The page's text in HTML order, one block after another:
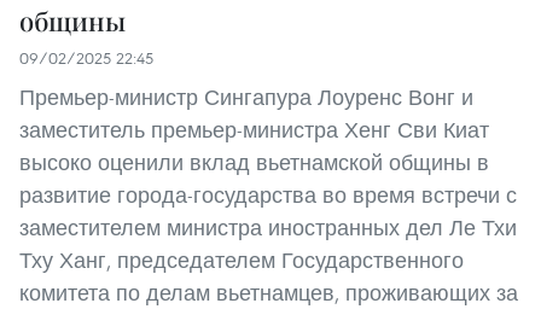
общины
09/02/2025 22:45
Премьер-министр Сингапура Лоуренс Вонг и
заместитель премьер-министра Хенг Сви Киат
высоко оценили вклад вьетнамской общины в
развитие города-государства во время встречи с
заместителем министра иностранных дел Ле Тхи
Тху Ханг, председателем Государственного
комитета по делам вьетнамцев, проживающих за